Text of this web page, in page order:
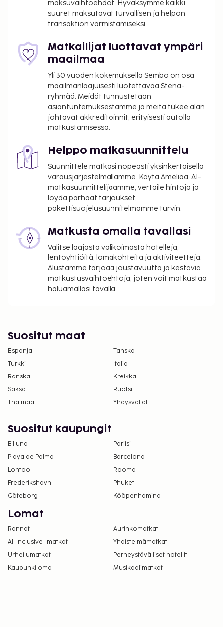
majoittua ilmaiseksi, kun hän käyttää
vanhemman tai huoltajan huoneessa olevia
Tässä kuvauksessa käytetyt valokuvat ovat osa
hotellin yrityskuvaa ja niitä käytetään vain
havainnollistamistarkoituksessa.
Kaikki maksut voidaan maksaa käteisettömillä
maksutavoilla.
Tämä majoituspaikka toivottaa tervetulleiksi
kaikki asiakkaat seksuaaliseen
suuntautumiseen tai sukupuoli-identiteettiin
katsomatta (LGBTQ+ -ystävällinen).
maksuvaihtoehdot. Hyväksymme kaikki
suuret maksutavat turvallisen ja helpon
transaktion varmistamiseksi.
Matkailijat luottavat ympäri
maailmaa
Yli 30 vuoden kokemuksella Sembo on osa
maailmanlaajuisesti luotettavaa Stena-
ryhmää. Meidät tunnustetaan
asiantuntemuksestamme ja meitä tukee alan
johtavat akkreditoinnit, erityisesti autolla
matkustamisessa.
Helppo matkasuunnittelu
Suunnittele matkasi nopeasti yksinkertaisella
varausjärjestelmällämme. Käytä Ameliaa, AI-
matkasuunnittelijaamme, vertaile hintoja ja
löydä parhaat tarjoukset,
pakettisuojelusuunnitelmamme turvin.
Matkusta omalla tavallasi
Valitse laajasta valikoimasta hotelleja,
lentoyhtiöitä, lomakohteita ja aktiviteetteja.
Alustamme tarjoaa joustavuutta ja kestäviä
matkustusvaihtoehtoja, joten voit matkustaa
haluamallasi tavalla.
Suositut maat
Espanja
Tanska
Turkki
Italia
Ranska
Kreikka
Saksa
Ruotsi
Thaimaa
Yhdysvallat
Suositut kaupungit
Billund
Pariisi
Playa de Palma
Barcelona
Lontoo
Rooma
Frederikshavn
Phuket
Göteborg
Kööpenhamina
Lomat
Rannat
Aurinkomatkat
All Inclusive -matkat
Yhdistelmämatkat
Urheilumatkat
Perheystävälliset hotellit
Kaupunkiloma
Musikaalimatkat